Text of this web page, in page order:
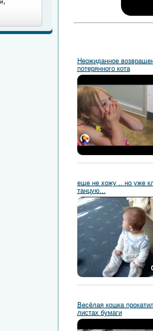
Неожиданное
потерянного кота
еще не хожу .. но уже
танцую...
Весёлая кошка
листах бумаги